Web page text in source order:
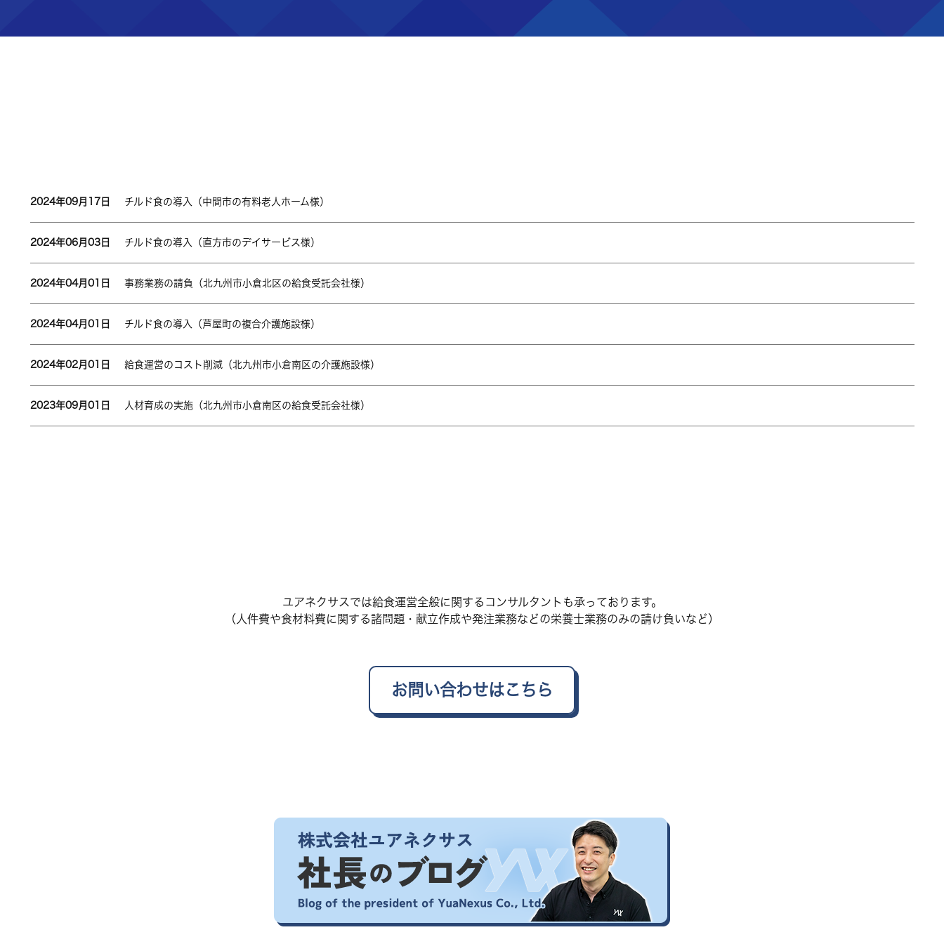
2024年09月17日 チルド食の導入（中間市の有料老人ホーム様）
2024年06月03日 チルド食の導入（直方市のデイサービス様）
2024年04月01日 事務業務の請負（北九州市小倉北区の給食受託会社様）
2024年04月01日 チルド食の導入（芦屋町の複合介護施設様）
2024年02月01日 給食運営のコスト削減（北九州市小倉南区の介護施設様）
2023年09月01日 人材育成の実施（北九州市小倉南区の給食受託会社様）
ユアネクサスでは給食運営全般に関するコンサルタントも承っております。
（人件費や食材料費に関する諸問題・献立作成や発注業務などの栄養士業務のみの請け負いなど）
お問い合わせはこちら